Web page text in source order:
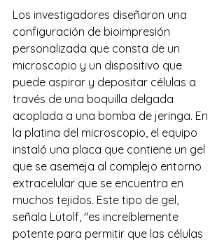
Los investigadores diseñaron una
configuración de bioimpresión
personalizada que consta de un
microscopio y un dispositivo que
puede aspirar y depositar células a
través de una boquilla delgada
acoplada a una bomba de jeringa. En
la platina del microscopio, el equipo
instaló una placa que contiene un gel
que se asemeja al complejo entorno
extracelular que se encuentra en
muchos tejidos. Este tipo de gel,
señala Lütolf, "es increíblemente
potente para permitir que las células